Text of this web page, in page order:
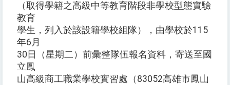
（取得學籍之高級中等教育階段非學校型態實驗
教育
學生，列入於該設籍學校組隊），由學校於115
年6月
30日（星期二）前彙整隊伍報名資料，寄送至國
立鳳
山高級商工職業學校實習處（83052高雄市鳳山